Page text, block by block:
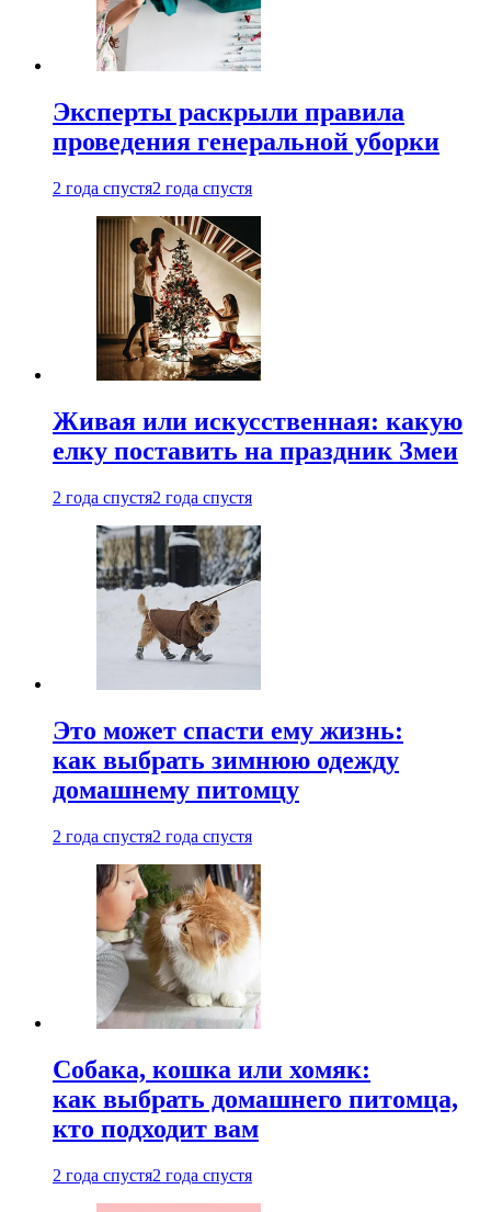
Эксперты раскрыли правила
проведения генеральной уборки
2 года спустя2 года спустя
Живая или искусственная: какую
елку поставить на праздник Змеи
2 года спустя2 года спустя
Это может спасти ему жизнь:
как выбрать зимнюю одежду
домашнему питомцу
2 года спустя2 года спустя
Собака, кошка или хомяк:
как выбрать домашнего питомца,
кто подходит вам
2 года спустя2 года спустя